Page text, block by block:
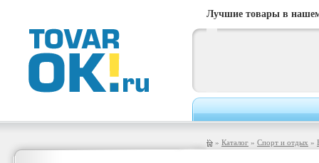
Лучшие товары в
» Каталог » Спорт и отдых »